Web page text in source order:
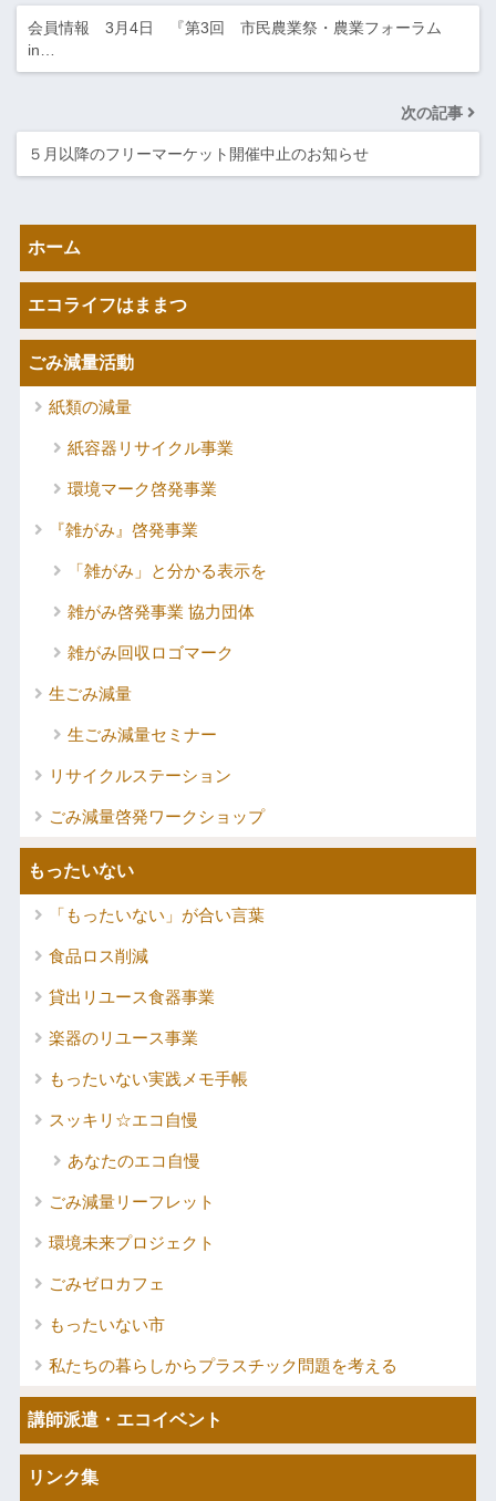
会員情報 3月4日 『第3回 市民農業祭・農業フォーラム
in…
次の記事
５月以降のフリーマーケット開催中止のお知らせ
ホーム
エコライフはままつ
ごみ減量活動
紙類の減量
紙容器リサイクル事業
環境マーク啓発事業
『雑がみ』啓発事業
「雑がみ」と分かる表示を
雑がみ啓発事業 協力団体
雑がみ回収ロゴマーク
生ごみ減量
生ごみ減量セミナー
リサイクルステーション
ごみ減量啓発ワークショップ
もったいない
「もったいない」が合い言葉
食品ロス削減
貸出リユース食器事業
楽器のリユース事業
もったいない実践メモ手帳
スッキリ☆エコ自慢
あなたのエコ自慢
ごみ減量リーフレット
環境未来プロジェクト
ごみゼロカフェ
もったいない市
私たちの暮らしからプラスチック問題を考える
講師派遣・エコイベント
リンク集